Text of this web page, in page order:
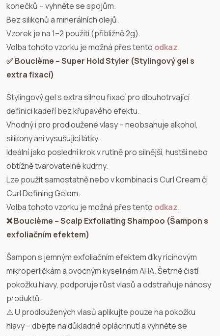
konečků – vyhněte se spojům.
Bez silikonů a minerálních olejů.
Vzorek je na 1–2 použití (přibližně 2g).
Volba tohoto vzorku je možná přes tento odkaz.
✅ Bouclème – Super Hold Styler (Stylingový gel s
extra fixací)
Stylingový gel s extra silnou fixací pro dlouhotrvající
definici kadeří bez křupavého efektu.
Vhodný i pro prodloužené vlasy – neobsahuje alkohol,
silikony ani vysušující látky.
Ideální jako poslední krok v rutině pro silnější, hustší nebo
obtížně tvarovatelné kudrny.
Lze použít samostatně nebo v kombinaci s Curl Cream či
Curl Defining Gelem.
Volba tohoto vzorku je možná přes tento odkaz.
❌ Bouclème – Scalp Exfoliating Shampoo (Šampon s
exfoliačním efektem)
Šampon s jemným exfoliačním efektem díky ricinovým
mikroperličkám a ovocným kyselinám AHA. Šetrně čistí
pokožku hlavy, podporuje růst vlasů a odstraňuje nánosy
produktů.
⚠ U prodloužených vlasů aplikujte pouze na pokožku
hlavy – dbejte na důkladné opláchnutí a vyhněte se